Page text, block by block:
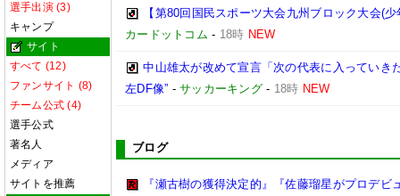
選手出演 (3)
キャンプ
サイト
すべて (12)
ファンサイト (8)
チーム公式 (4)
選手公式
著名人
メディア
サイトを推薦
【第80回国民スポーツ大会九州ブロック大会(
カードットコム - 18時 NEW
中山雄太が改めて宣言「次の代表に入っていき
左DF像” -サッカーキング - 18時 NEW
ブログ
『瀬古樹の獲得決定的』『佐藤瑠星がプロデ